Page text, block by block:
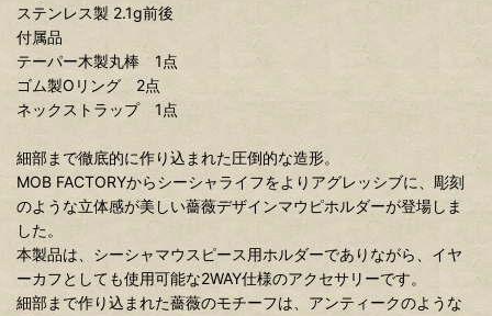
ステンレス製 2.1g前後
付属品
テーパー木製丸棒 1点
ゴム製Oリング 2点
ネックストラップ 1点
細部まで徹底的に作り込まれた圧倒的な造形。
MOB FACTORYからシーシャライフをよりアグレッシブに、彫刻
のような立体感が美しい薔薇デザインマウピホルダーが登場しま
した。
本製品は、シーシャマウスピース用ホルダーでありながら、イヤ
ーカフとしても使用可能な2WAY仕様のアクセサリーです。
細部まで作り込まれた薔薇のモチーフは、アンティークのような